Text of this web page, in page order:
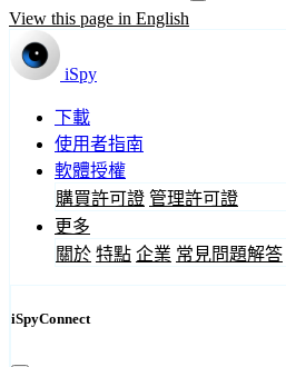
View this page in English
iSpy
下載
使用者指南
軟體授權
購買許可證 管理許可證
更多
關於 特點 企業 常見問題解答
iSpyConnect